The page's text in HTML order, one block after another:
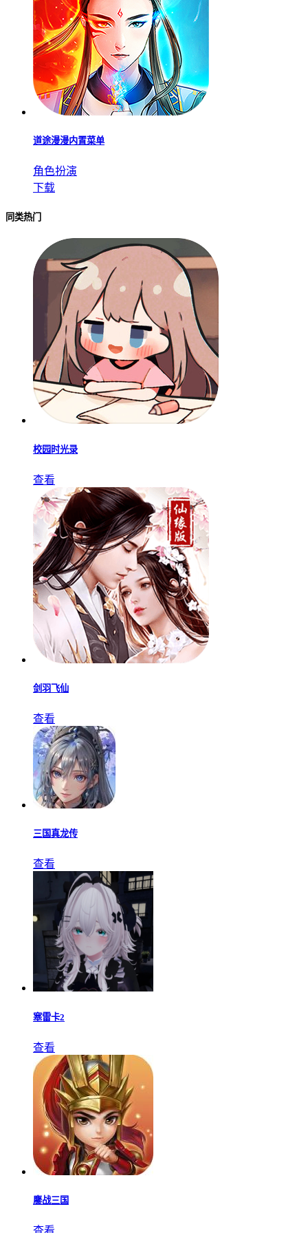
道途漫漫内置菜单
角色扮演
下载
同类热门
校园时光录
查看
剑羽飞仙
查看
三国真龙传
查看
塞雷卡2
查看
鏖战三国